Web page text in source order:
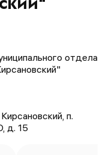
отдела
п.
д. 15